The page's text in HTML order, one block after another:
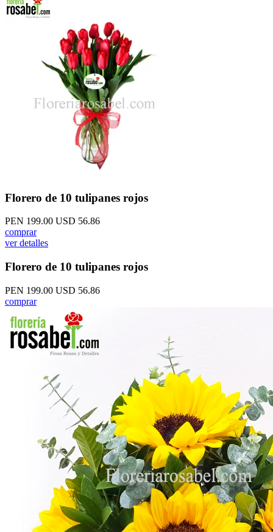
Florero de 10 tulipanes rojos
PEN 199.00 USD 56.86
comprar
ver detalles
Florero de 10 tulipanes rojos
PEN 199.00 USD 56.86
comprar